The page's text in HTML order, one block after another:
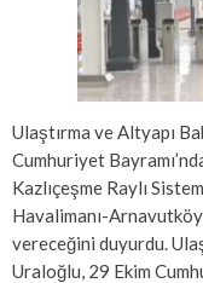
Ulaştırma ve Altyapı
Cumhuriyet
Kazlıçeşme Raylı
Havalimanı-
vereceğini duyurdu.
Uraloğlu, 29 Ekim